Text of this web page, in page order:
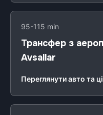
95-115 min
Трансфер з
Avsallar
Переглянути авто та